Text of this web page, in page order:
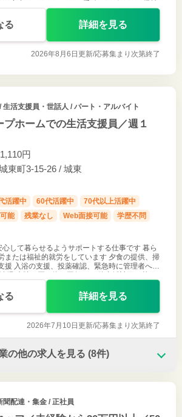
る 詳細を見る
2026年8月6日更新/応募集まり次第終了
生活支援員・世話人 / パート・アルバイト
プホームでの生活支援員／週１
円
東町3-15-26 / 城東
活躍中 60代活躍中
70代以上活躍中
能 残業なし Web面接可能
学歴不問
心して暮らせるようサポートする仕事です 暮ら
または福祉的就労をしています 夕食の提供、掃
援 入浴の支援、投薬確認、緊急時に管理者への
掃 病院、買い物の同行 その他支援計画に基く
る 詳細を見る
2026年7月10日更新/応募集まり次第終了
の他の求人を見る (8件)
聞配達・集金 / 正社員